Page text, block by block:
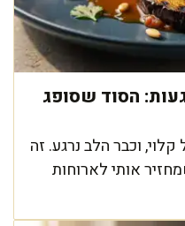
הסוד שסופג
וכבר הלב נרגע. זה
אותי לארוחות